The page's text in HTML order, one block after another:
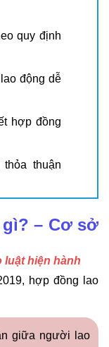
quy định
động dễ
hợp đồng
thuận
– Cơ sở
luật hiện hành
hợp đồng lao
giữa người lao